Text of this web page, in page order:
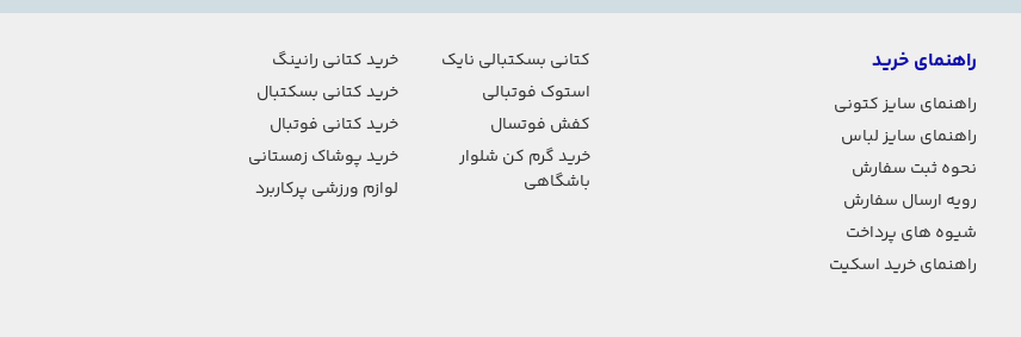
راهنمای خرید
راهنمای سایز کتونی
راهنمای سایز لباس
نحوه ثبت سفارش
رویه ارسال سفارش
شیوه های پرداخت
راهنمای خرید اسکیت
کتانی بسکتبالی نایک
استوک فوتبالی
کفش فوتسال
خرید گرم کن شلوار
باشگاهی
خرید کتانی رانینگ
خرید کتانی بسکتبال
خرید کتانی فوتبال
خرید پوشاک زمستانی
لوازم ورزشی پرکاربرد